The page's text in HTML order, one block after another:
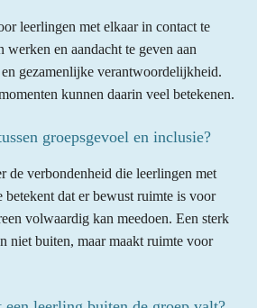
leerlingen met elkaar in contact te
werken en aandacht te geven aan
gezamenlijke verantwoordelijkheid.
kunnen daarin veel betekenen.
groepsgevoel en inclusie?
de verbondenheid die leerlingen met
betekent dat er bewust ruimte is voor
volwaardig kan meedoen. Een sterk
niet buiten, maar maakt ruimte voor